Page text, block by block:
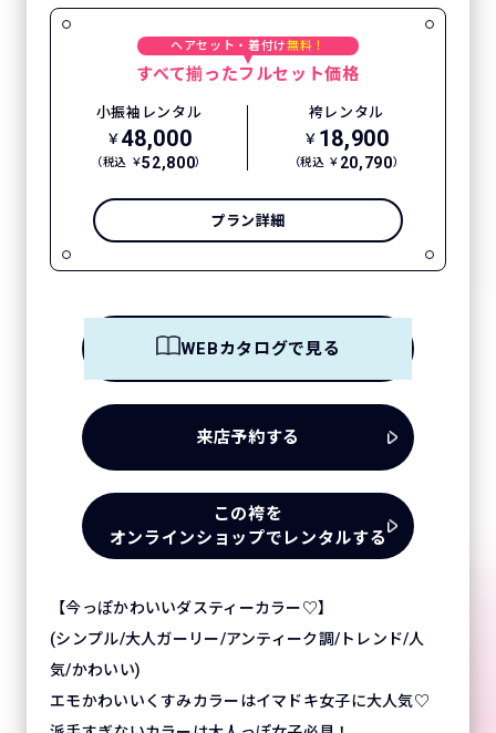
ヘアセット・着付け無料！
すべて揃ったフルセット価格
小振袖レンタル
￥ 48,000
（税込 ￥52,800）
袴レンタル
￥ 18,900
（税込 ￥ 20,790）
プラン詳細
WEBカタログで見る
来店予約する
この袴を
オンラインショップでレンタルする
【今っぽかわいいダスティーカラー♡】
(シンプル/大人ガーリー/アンティーク調/トレンド/人
気/かわいい)
エモかわいいくすみカラーはイマドキ女子に大人気♡